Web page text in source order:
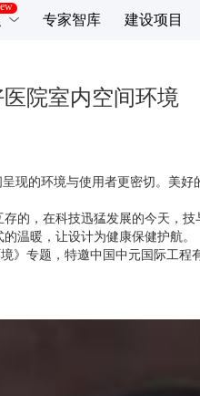
专家智库 建设项目
院室内空间环境
现的环境与使用者更密切。美
的，在科技迅猛发展的今天，
温暖，让设计为健康保健护航。
专题，特邀中国中元国际工